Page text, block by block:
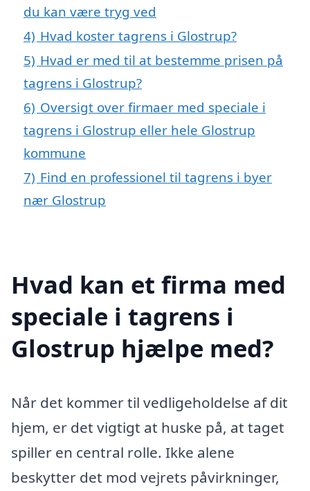
du kan være tryg ved
4) Hvad koster tagrens i Glostrup?
5) Hvad er med til at bestemme prisen på
tagrens i Glostrup?
6) Oversigt over firmaer med speciale i
tagrens i Glostrup eller hele Glostrup
kommune
7) Find en professionel til tagrens i byer
nær Glostrup
Hvad kan et firma med
speciale i tagrens i
Glostrup hjælpe med?
Når det kommer til vedligeholdelse af dit
hjem, er det vigtigt at huske på, at taget
spiller en central rolle. Ikke alene
beskytter det mod vejrets påvirkninger,